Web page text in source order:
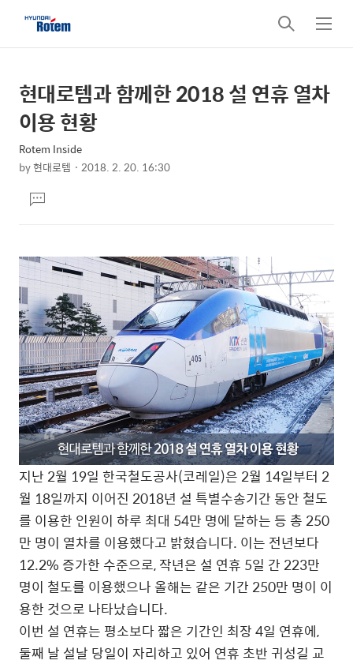
검
색
메
뉴
상
세
텐
본
문
제
목
현대로템과 함께한 2018 설 연휴 열차
이용 현황
Rotem Inside
by현대로템 2018. 2. 20. 16:30
문댓
글
지난 2월 19일 한국철도공사(코레일)은 2월 14일부터 2
월 18일까지 이어진 2018년 설 특별수송기간 동안 철도
를 이용한 인원이 하루 최대 54만 명에 달하는 등 총 250
만 명이 열차를 이용했다고 밝혔습니다. 이는 전년보다
12.2% 증가한 수준으로, 작년은 설 연휴 5일 간 223만
명이 철도를 이용했으나 올해는 같은 기간 250만 명이 이
용한 것으로 나타났습니다.
이번 설 연휴는 평소보다 짧은 기간인 최장 4일 연휴에,
둘째 날 설날 당일이 자리하고 있어 연휴 초반 귀성길 교